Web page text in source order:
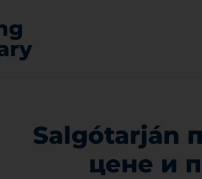
Salgótarján
цене и